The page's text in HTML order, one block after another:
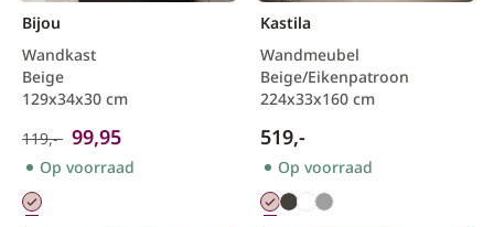
Bijou
Wandkast
Beige
129x34x30 cm
119,- 99,95
Op voorraad
Kastila
Wandmeubel
Beige/Eikenpatroon
224x33x160 cm
519,-
Op voorraad